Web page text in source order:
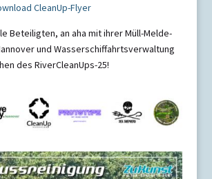
CleanUp-Flyer
Beteiligten, an aha mit ihrer Müll-Melde-
und Wasserschiffahrtsverwaltung
des RiverCleanUps-25!